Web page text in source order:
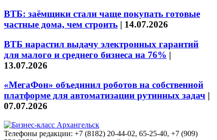
ВТБ: заёмщики стали чаще покупать готовые
частные дома, чем строить | 14.07.2026
ВТБ нарастил выдачу электронных гарантий
для малого и среднего бизнеса на 76% |
13.07.2026
«МегаФон» объединил роботов на собственной
платформе для автоматизации рутинных задач |
07.07.2026
Телефоны редакции: +7 (8182) 20-44-02, 65-25-40, +7 (909)